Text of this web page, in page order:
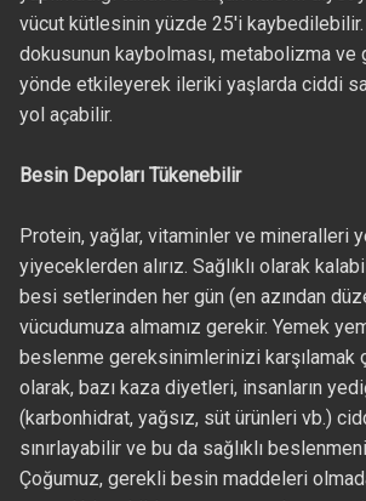
vücut kütlesinin yüzde 25'i
dokusunun kaybolması, metabolizma ve
yönde etkileyerek ileriki yaşlarda ciddi
yol açabilir.
Besin Depoları Tükenebilir
Protein, yağlar, vitaminler ve mineralleri
yiyeceklerden alırız. Sağlıklı olarak
besi setlerinden her gün (en azından
vücudumuza almamız gerekir. Yemek
beslenme gereksinimlerinizi karşılamak
olarak, bazı kaza diyetleri, insanların
(karbonhidrat, yağsız, süt ürünleri vb.)
sınırlayabilir ve bu da sağlıklı
Çoğumuz, gerekli besin maddeleri